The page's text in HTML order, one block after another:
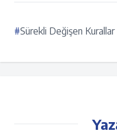
#Sürekli Değişen